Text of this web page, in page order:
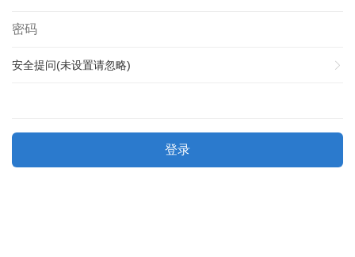
安全提问(未设置请忽略)
登录